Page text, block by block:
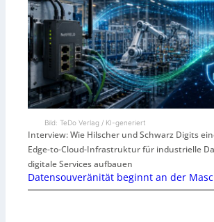
Bild: TeDo Verlag / KI-generiert
Interview: Wie Hilscher und Schwarz Digits
Edge-to-Cloud-Infrastruktur für industrielle
digitale Services aufbauen
Datensouveränität beginnt an der